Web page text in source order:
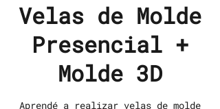
Velas de Molde
Presencial +
Molde 3D
Aprendé a realizar velas de molde